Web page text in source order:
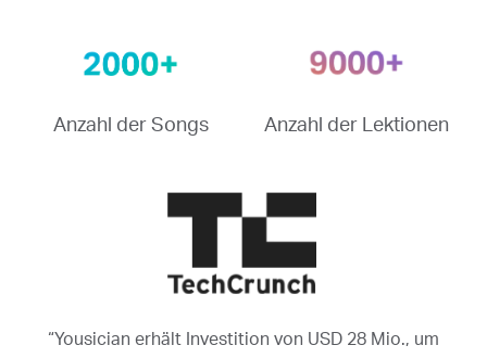
Anzahl der Songs Anzahl der Lektionen
“Yousician erhält Investition von USD 28 Mio., um